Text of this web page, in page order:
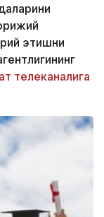
этишни
телеканалига